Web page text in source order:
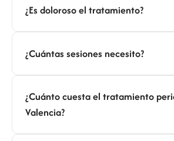
¿Es doloroso el tratamiento?
¿Cuántas sesiones necesito?
¿Cuánto cuesta el tratamiento
Valencia?